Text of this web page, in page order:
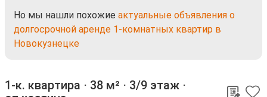
Но мы нашли похожие актуальные объявления о
долгосрочной аренде 1-комнатных квартир в
Новокузнецке
1-к. квартира ⋅ 38 м² ⋅ 3/9 этаж ⋅